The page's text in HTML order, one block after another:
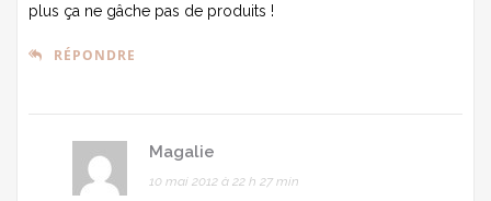
plus ça ne gâche pas de produits !
RÉPONDRE
Magalie
10 mai 2012 à 22 h 27 min